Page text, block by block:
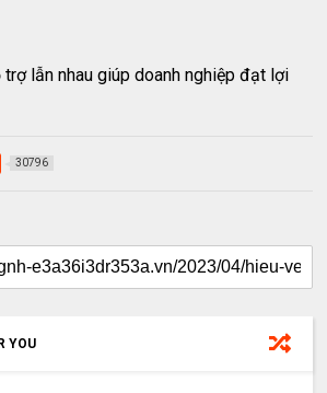
trợ lẫn nhau giúp doanh nghiệp đạt lợi
30796
YOU